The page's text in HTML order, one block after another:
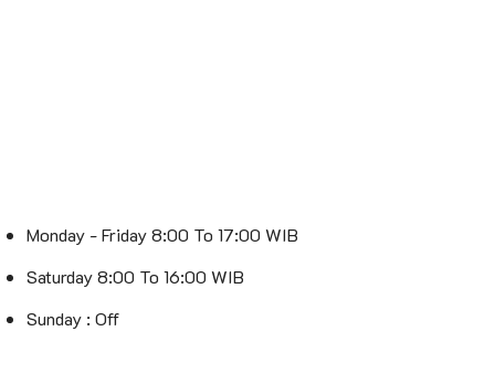
Monday - Friday 8:00 To 17:00 WIB
Saturday 8:00 To 16:00 WIB
Sunday : Off